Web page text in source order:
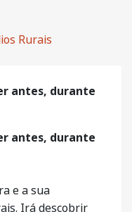
Rurais
antes, durante
antes, durante
e a sua
Irá descobrir